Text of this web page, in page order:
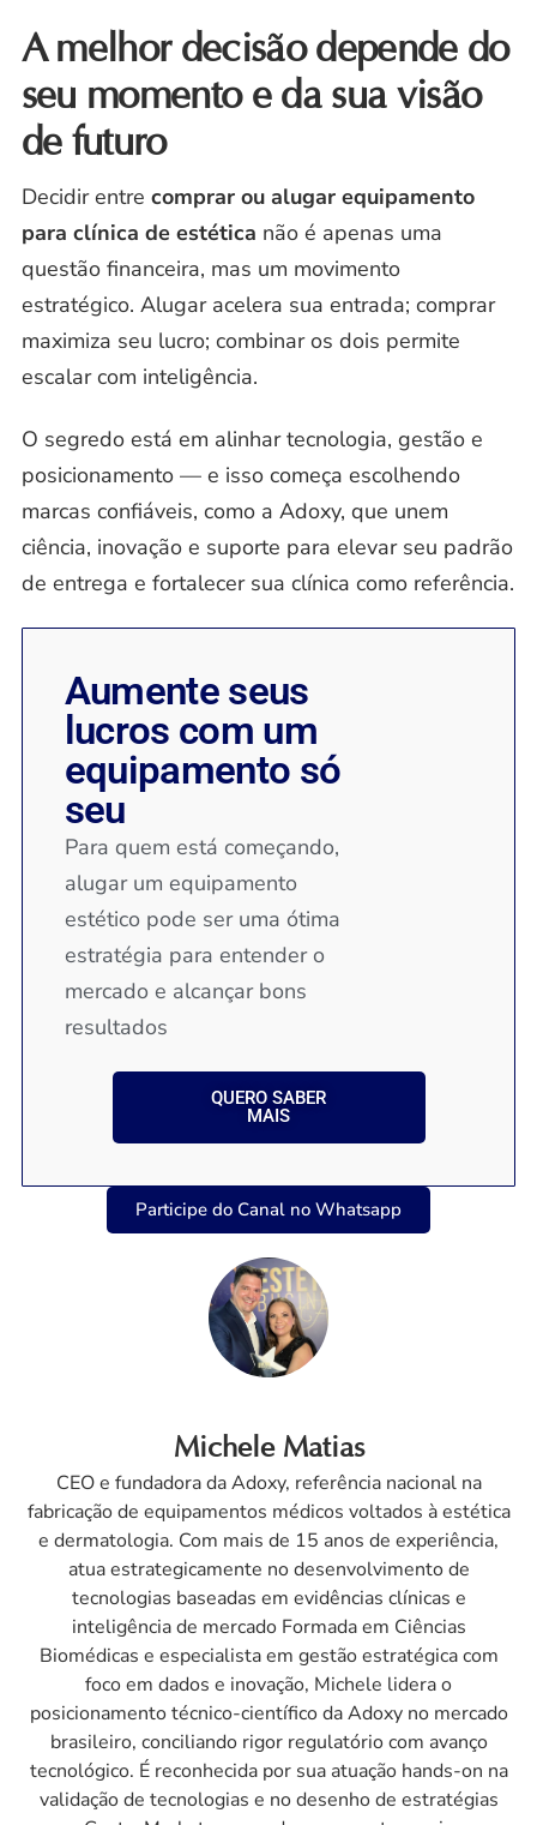
A melhor decisão depende do
seu momento e da sua visão
de futuro
Decidir entre comprar ou alugar equipamento
para clínica de estética não é apenas uma
questão financeira, mas um movimento
estratégico. Alugar acelera sua entrada; comprar
maximiza seu lucro; combinar os dois permite
escalar com inteligência.
O segredo está em alinhar tecnologia, gestão e
posicionamento — e isso começa escolhendo
marcas confiáveis, como a Adoxy, que unem
ciência, inovação e suporte para elevar seu padrão
de entrega e fortalecer sua clínica como referência.
Aumente seus
lucros com um
equipamento só
seu
Para quem está começando,
alugar um equipamento
estético pode ser uma ótima
estratégia para entender o
mercado e alcançar bons
resultados
QUERO SABER
MAIS
Participe do Canal no Whatsapp
Michele Matias
CEO e fundadora da Adoxy, referência nacional na
fabricação de equipamentos médicos voltados à estética
e dermatologia. Com mais de 15 anos de experiência,
atua estrategicamente no desenvolvimento de
tecnologias baseadas em evidências clínicas e
inteligência de mercado Formada em Ciências
Biomédicas e especialista em gestão estratégica com
foco em dados e inovação, Michele lidera o
posicionamento técnico-científico da Adoxy no mercado
brasileiro, conciliando rigor regulatório com avanço
tecnológico. É reconhecida por sua atuação hands-on na
validação de tecnologias e no desenho de estratégias